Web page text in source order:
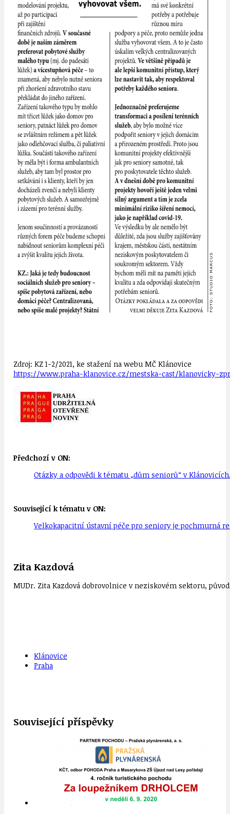
Zdroj: KZ 1-2/2021, ke stažení na webu MČ Klánovice
https://www.praha-klanovice.cz/mestska-cast/klanovicky-
Předchozí v ON:
Otázky a odpovědi k tématu „dům seniorů“ v
Související k tématu v ON:
Velkokapacitní ústavní péče pro seniory je pochmurná
Zita Kazdová
MUDr. Zita Kazdová dobrovolnice v neziskovém sektoru,
Klánovice
Praha
Související příspěvky